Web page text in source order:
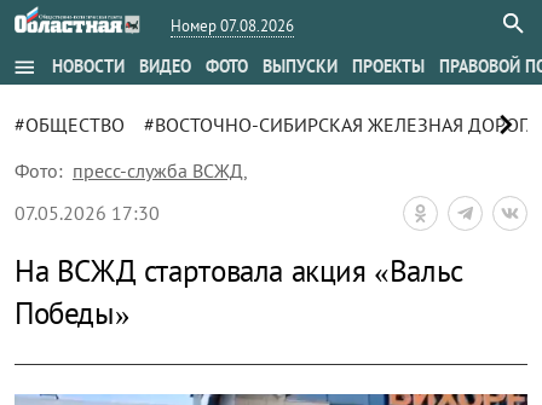
Номер 07.08.2026
menu НОВОСТИ ВИДЕО ФОТО ВЫПУСКИ ПРОЕКТЫ ПРАВОВОЙ
#ОБЩЕСТВО #ВОСТОЧНО-СИБИРСКАЯ ЖЕЛЕЗНАЯ ДОРОГА
chevron_right
Фото: пресс-служба ВСЖД,
07.05.2026 17:30
На ВСЖД стартовала акция «Вальс
Победы»